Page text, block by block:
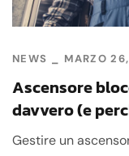
NEWS MARZO
Ascensore
davvero (e
Gestire un